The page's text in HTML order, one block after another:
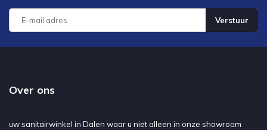
Verstuur
Over ons
uw sanitairwinkel in Dalen waar u niet alleen in onze showroom